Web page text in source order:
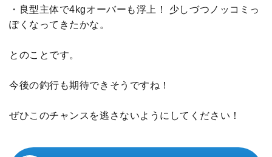
・良型主体で4kgオーバーも浮上！ 少しづつノッコミっ
ぽくなってきたかな。
とのことです。
今後の釣行も期待できそうですね！
ぜひこのチャンスを逃さないようにしてください！